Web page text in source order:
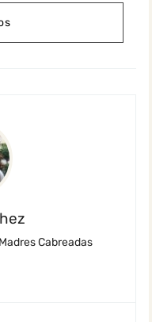
Cabreadas